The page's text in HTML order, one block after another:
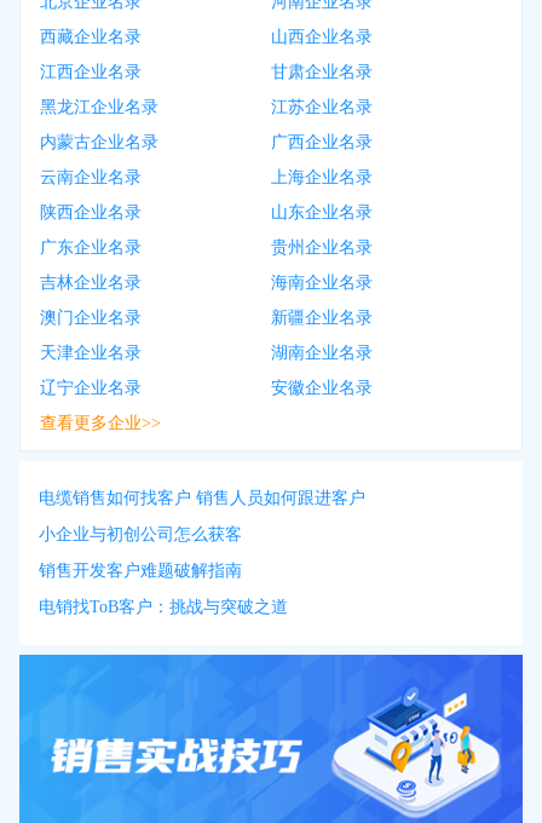
西藏企业名录
山西企业名录
江西企业名录
甘肃企业名录
黑龙江企业名录
江苏企业名录
内蒙古企业名录
广西企业名录
云南企业名录
上海企业名录
陕西企业名录
山东企业名录
广东企业名录
贵州企业名录
吉林企业名录
海南企业名录
澳门企业名录
新疆企业名录
天津企业名录
湖南企业名录
辽宁企业名录
安徽企业名录
查看更多企业>>
电缆销售如何找客户 销售人员如何跟进客户
小企业与初创公司怎么获客
销售开发客户难题破解指南
电销找ToB客户：挑战与突破之道